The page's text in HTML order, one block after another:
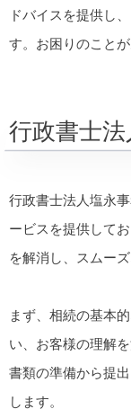
ドバイスを提供し
す。お困りのこと
行政書士
行政書士法人塩永
ービスを提供して
を解消し、スムー
まず、相続の基本
い、お客様の理解
書類の準備から提
します。